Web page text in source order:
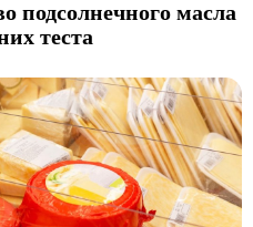
подсолнечного масла
теста